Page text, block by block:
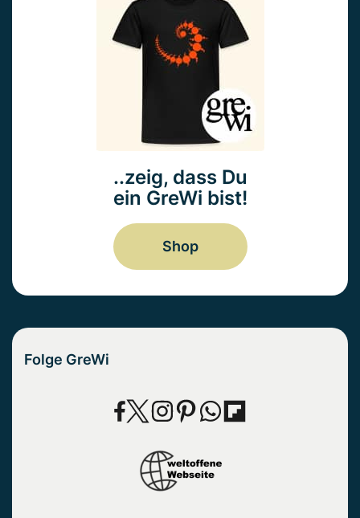
..zeig, dass Du
ein GreWi bist!
Shop
Folge GreWi